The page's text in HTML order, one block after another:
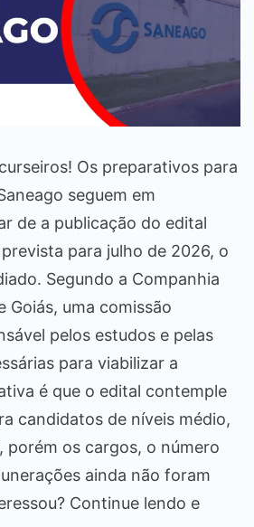
Os preparativos para
seguem em
de a publicação do edital
para julho de 2026, o
Segundo a Companhia
Goiás, uma comissão
pelos estudos e pelas
para viabilizar a
é que o edital contemple
candidatos de níveis médio,
porém os cargos, o número
ainda não foram
Continue lendo e